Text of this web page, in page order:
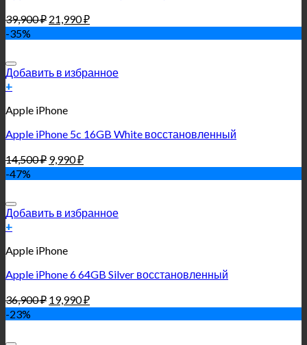
39,900₽ 21,990₽
-35%
Добавить в избранное
+
Apple iPhone
Apple iPhone 5c 16GB White восстановленный
14,500₽ 9,990₽
-47%
Добавить в избранное
+
Apple iPhone
Apple iPhone 6 64GB Silver восстановленный
36,900₽ 19,990₽
-23%